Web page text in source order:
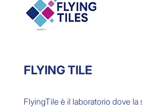
FLYING TILE
FlyingTile è il laboratorio dove